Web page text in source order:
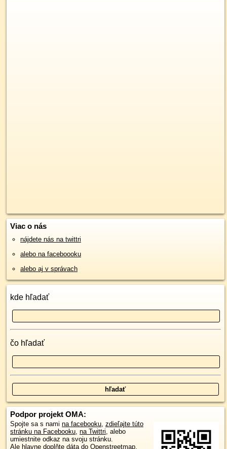
Viac o nás
nájdete nás na twittri
alebo na faceboooku
alebo aj v správach
kde hľadať
čo hľadať
Podpor projekt OMA:
Spojte sa s nami na facebooku, zdieľajte túto
stránku na Facebooku, na Twittri, alebo
umiestnite odkaz na svoju stránku.
Ale hlavne doplňte dáta do Openstreetmap,